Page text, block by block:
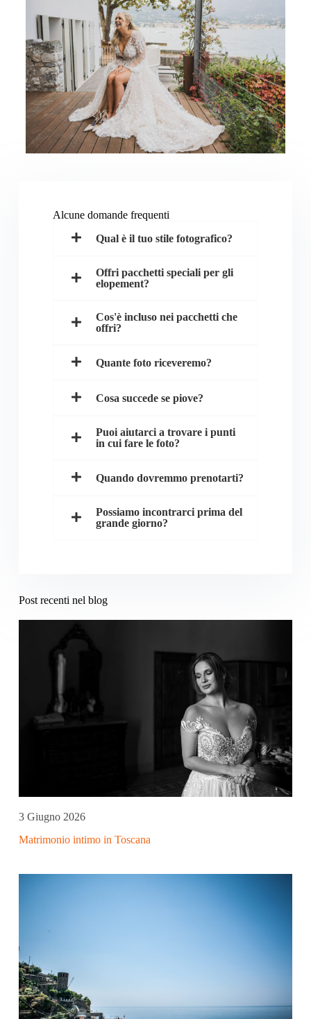
Alcune domande frequenti
Qual è il tuo stile fotografico?
Offri pacchetti speciali per gli
elopement?
Cos'è incluso nei pacchetti che
offri?
Quante foto riceveremo?
Cosa succede se piove?
Puoi aiutarci a trovare i punti
in cui fare le foto?
Quando dovremmo prenotarti?
Possiamo incontrarci prima del
grande giorno?
Post recenti nel blog
3 Giugno 2026
Matrimonio intimo in Toscana